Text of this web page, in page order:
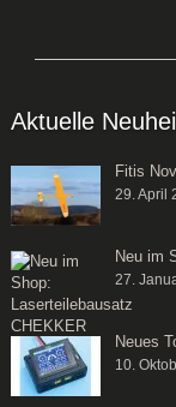
Aktuelle
Fitis
29. April
Neu im
27.
Neues
10.